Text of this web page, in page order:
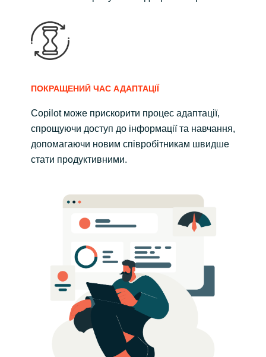
ПОКРАЩЕНИЙ ЧАС АДАПТАЦІЇ
Copilot може прискорити процес адаптації,
спрощуючи доступ до інформації та навчання,
допомагаючи новим співробітникам швидше
стати продуктивними.